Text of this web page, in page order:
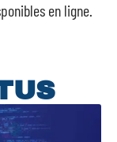
en ligne.